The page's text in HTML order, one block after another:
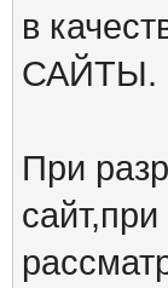
в
САЙТЫ.
При